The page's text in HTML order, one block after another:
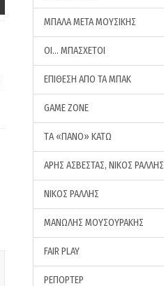
ΜΠΑΛΑ ΜΕΤΑ ΜΟΥΣΙΚΗΣ
ΟΙ… ΜΠΑΣΧΕΤΟΙ
ΕΠΙΘΕΣΗ ΑΠΟ ΤΑ ΜΠΑΚ
GAME ZONE
ΤA «ΠΑΝΟ» ΚΑΤΩ
ΑΡΗΣ ΑΣΒΕΣΤΑΣ, ΝΙΚΟΣ ΡΑΛΛΗΣ
ΝΙΚΟΣ ΡΑΛΛΗΣ
ΜΑΝΩΛΗΣ ΜΟΥΣΟΥΡΑΚΗΣ
FAIR PLAY
ΡΕΠΟΡΤΕΡ